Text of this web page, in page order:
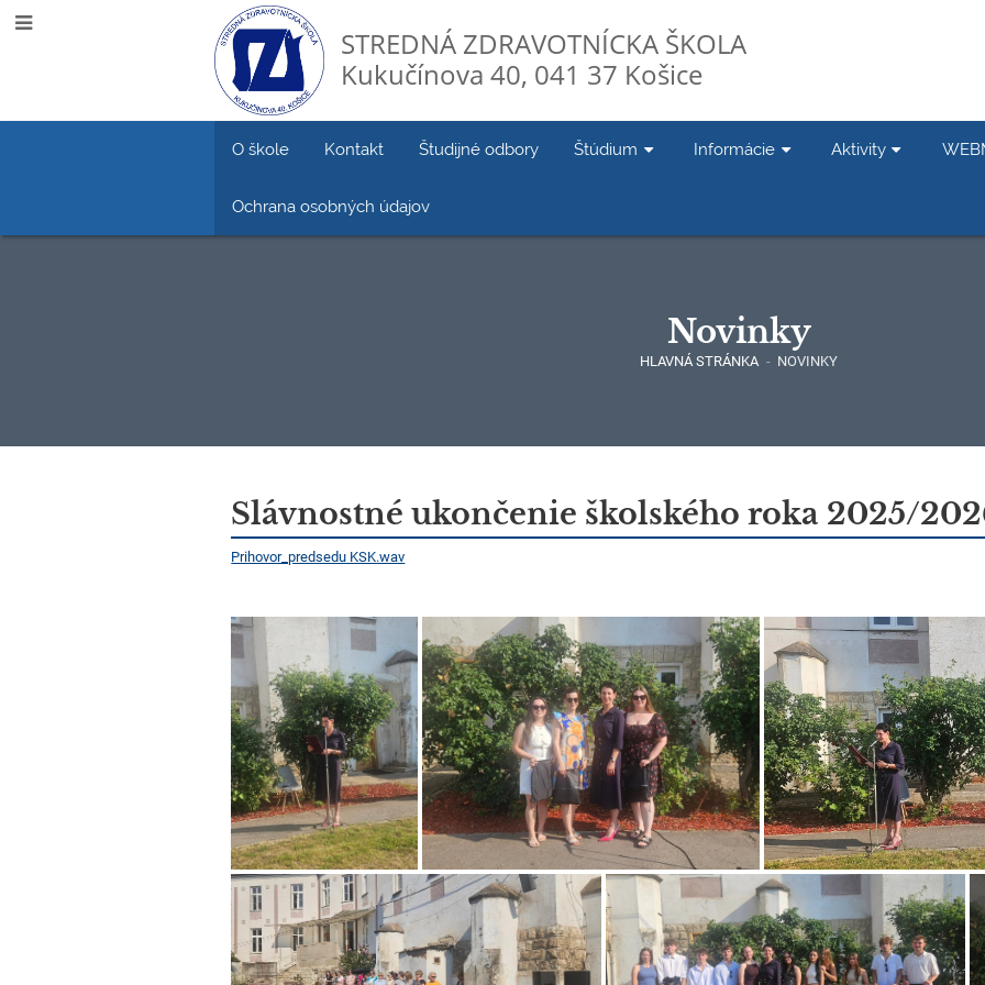
STREDNÁ ZDRAVOTNÍCKA ŠKOLA
Kukučínova 40, 041 37 Košice
O škole Kontakt Študijné odbory Štúdium Informácie Aktivity
Ochrana osobných údajov
Novinky
HLAVNÁ STRÁNKA - NOVINKY
Novinky
Slávnostné ukončenie školského roka 2025/
Prihovor_predsedu KSK.wav